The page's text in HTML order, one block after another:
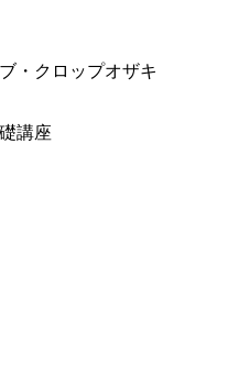
・クロップオザキ
講座